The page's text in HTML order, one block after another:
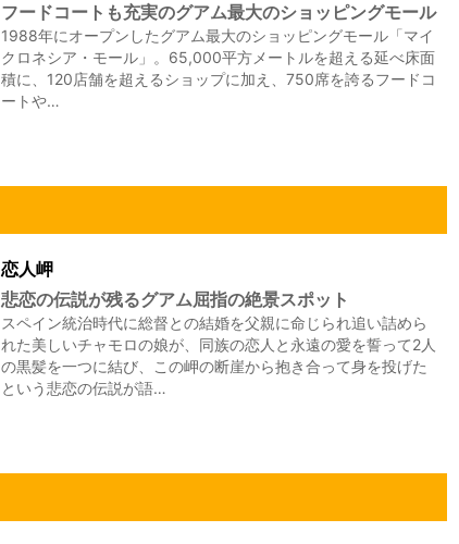
フードコートも充実のグアム最大のショッピングモール
1988年にオープンしたグアム最大のショッピングモール「マイ
クロネシア・モール」。65,000平方メートルを超える延べ床面
積に、120店舗を超えるショップに加え、750席を誇るフードコ
ートや…
恋人岬
悲恋の伝説が残るグアム屈指の絶景スポット
スペイン統治時代に総督との結婚を父親に命じられ追い詰めら
れた美しいチャモロの娘が、同族の恋人と永遠の愛を誓って2人
の黒髪を一つに結び、この岬の断崖から抱き合って身を投げた
という悲恋の伝説が語…